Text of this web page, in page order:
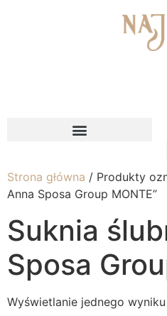
Strona główna / Produkty
Anna Sposa Group MONTE”
Suknia
Sposa
Wyświetlanie jednego wyniku